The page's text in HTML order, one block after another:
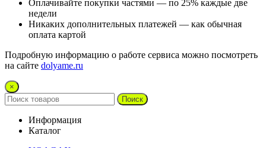
Оплачивайте покупки частями — по 25% каждые две
недели
Никаких дополнительных платежей — как обычная
оплата картой
Подробную информацию о работе сервиса можно посмотреть
на сайте dolyame.ru
×
Поиск
Информация
Каталог